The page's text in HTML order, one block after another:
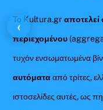
Το Kultura.gr
περιεχομένου
τυχόν ενσωματωμένα
αυτόματααπό τρίτες,
ιστοσελίδες αυτές, ως
‹